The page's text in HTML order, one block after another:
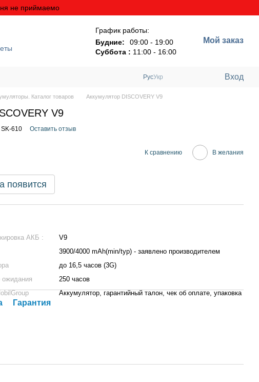
не приймаемо
График работы:
Будние:
09:00 - 19:00
Суббота : 11:00 - 16:00
Мой заказ
РусУкр Вход
Каталог товаров Аккумулятор DISCOVERY V9
V9
SK-610 Оставить отзыв
К сравнению В желания
появится
АКБ :
V9
3900/4000 mAh(min/typ) - заявлено производителем
до 16,5 часов (3G)
250 часов
Аккумулятор, гарантийный талон, чек об оплате, упаковка
Гарантия